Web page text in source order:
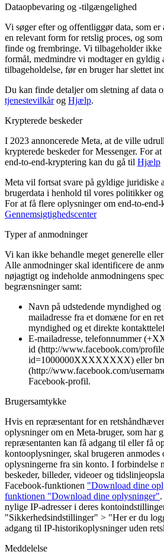
Dataopbevaring og -tilgængelighed
Vi søger efter og offentliggør data, som
en relevant form for retslig proces, og
finde og frembringe. Vi tilbageholder ikke
formål, medmindre vi modtager en gyldig
tilbageholdelse, før en bruger har slettet
Du kan finde detaljer om sletning af data
tjenestevilkårog Hjælp.
Krypterede beskeder
I 2023 annoncerede Meta, at de ville
krypterede beskeder for Messenger. For
end-to-end-kryptering kan du gå til Hjælp
Meta vil fortsat svare på gyldige juridiske
brugerdata i henhold til vores politikker
For at få flere oplysninger om end-to-
Gennemsigtighedscenter
Typer af anmodninger
Vi kan ikke behandle meget generelle
Alle anmodninger skal identificere de
nøjagtigt og indeholde anmodningens
begrænsninger samt:
Navn på udstedende myndighed og
mailadresse fra et domæne for en
myndighed og et direkte
E-mailadresse, telefonnummer
id (http://www.facebook.com/
id=1000000XXXXXXXX) eller
(http://www.facebook.com/
Facebook-profil.
Brugersamtykke
Hvis en repræsentant for en
oplysninger om en Meta-bruger, som har
repræsentanten kan få adgang til eller få
kontooplysninger, skal brugeren anmodes
oplysningerne fra sin konto. I forbindelse
beskeder, billeder, videoer og
Facebook-funktionen "Download dine
funktionen "Download dine oplysninger"
nylige IP-adresser i deres
"Sikkerhedsindstillinger" > "Her er du
adgang til IP-historikoplysninger uden
Meddelelse